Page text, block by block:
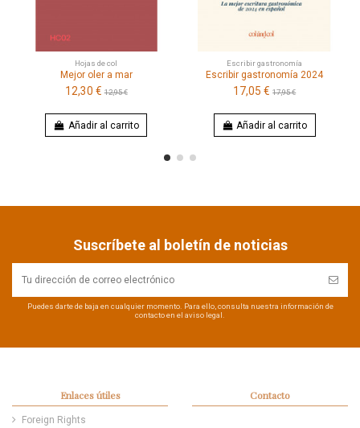
Hojas de col
Mejor oler a mar
12,30 €12,95 €
Añadir al carrito
Escribir gastronomía
Escribir gastronomía 2024
17,05 €17,95 €
Añadir al carrito
Suscríbete al boletín de noticias
Puedes darte de baja en cualquier momento. Para ello, consulta nuestra información de
contacto en el aviso legal.
Enlaces útiles
Foreign Rights
Contacto